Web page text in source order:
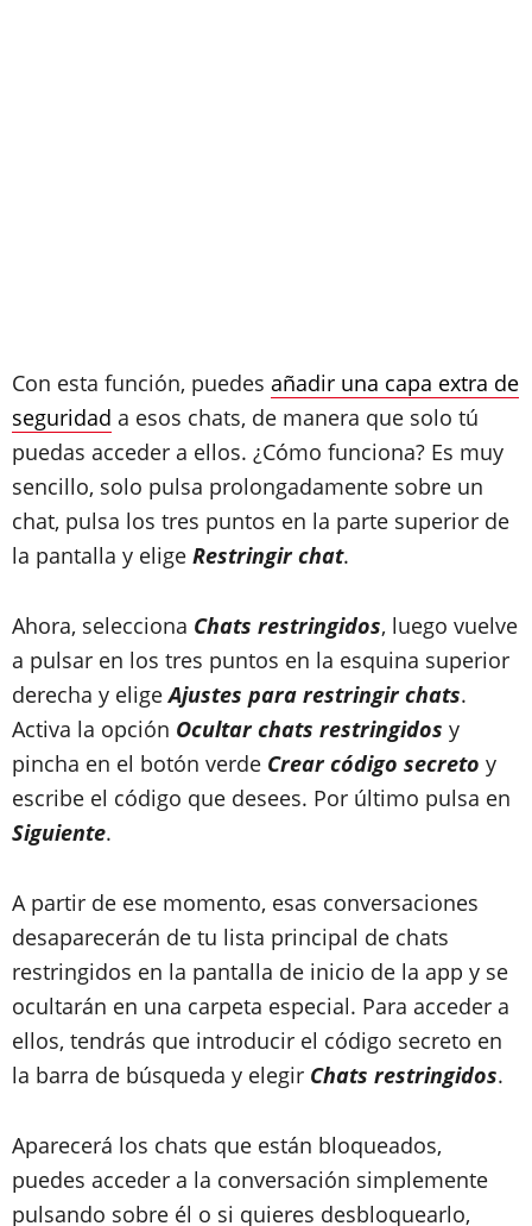
Con esta función, puedes añadir una capa extra de
seguridad a esos chats, de manera que solo tú
puedas acceder a ellos. ¿Cómo funciona? Es muy
sencillo, solo pulsa prolongadamente sobre un
chat, pulsa los tres puntos en la parte superior de
la pantalla y elige Restringir chat.
Ahora, selecciona Chats restringidos, luego vuelve
a pulsar en los tres puntos en la esquina superior
derecha y eligeAjustes para restringir chats.
Activa la opción Ocultar chats restringidos y
pincha en el botón verde Crear código secreto y
escribe el código que desees. Por último pulsa en
Siguiente.
A partir de ese momento, esas conversaciones
desaparecerán de tu lista principal de chats
restringidos en la pantalla de inicio de la app y se
ocultarán en una carpeta especial. Para acceder a
ellos, tendrás que introducir el código secreto en
la barra de búsqueda y elegir Chats restringidos.
Aparecerá los chats que están bloqueados,
puedes acceder a la conversación simplemente
pulsando sobre él o si quieres desbloquearlo,